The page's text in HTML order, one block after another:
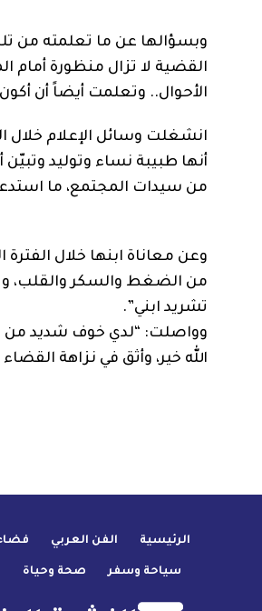
وبسؤالها عن ما تعلمته من
القضية لا تزال منظورة أمام
الأحوال.. وتعلمت أيضاً أن
انشغلت وسائل الإعلام خلال
أنها طبيبة نساء وتوليد
من سيدات المجتمع، ما
وعن معاناة ابنها خلال
من الضغط والسكر والقلب،
تشريد ابني”.
وواصلت: “لدي خوف شديد من
الله خير، وأثق في نزاهة
الرئيسية الفن العربي
سياحة وسفر صحة وحياة